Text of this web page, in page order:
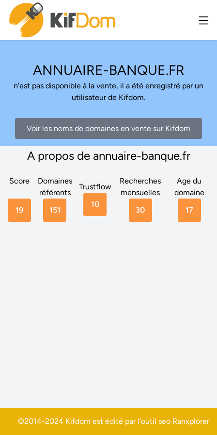
ANNUAIRE-BANQUE.FR
n'est pas disponible à la vente, il a été enregistré par un
utilisateur de Kifdom.
Voir les noms de domaines en vente sur Kifdom
A propos de annuaire-banque.fr
Score
19
Domaines
référents
151
Trustflow
10
Recherches
mensuelles
30
Age du
domaine
17
©2014-2024 Kifdom est édité par l'outil seo Ranxplorer